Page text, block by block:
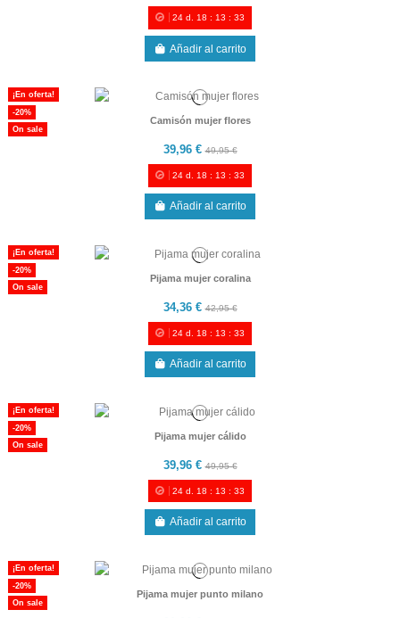
24 d. 18 :13 :33
Añadir al carrito
¡En oferta!
-20%
On sale
Camisón mujer flores
39,96 €49,95 €
24 d. 18 : 13 :33
Añadir al carrito
¡En oferta!
-20%
On sale
Pijama mujer coralina
34,36 €42,95 €
24 d. 18 : 13 :33
Añadir al carrito
¡En oferta!
-20%
On sale
Pijama mujer cálido
39,96 €49,95 €
24 d. 18 : 13 :33
Añadir al carrito
¡En oferta!
-20%
On sale
Pijama mujer punto milano